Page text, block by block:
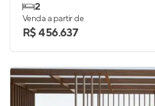
2
Venda a partir de
R$ 456.637